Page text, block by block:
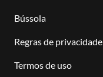
Bússola
Regras de privacidade
Termos de uso